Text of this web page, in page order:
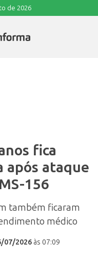
de 2026
fica
ataque
156
também ficaram
médico
07/2026às 07:09